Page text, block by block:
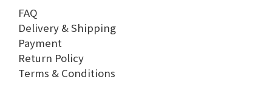
FAQ
Delivery & Shipping
Payment
Return Policy
Terms & Conditions